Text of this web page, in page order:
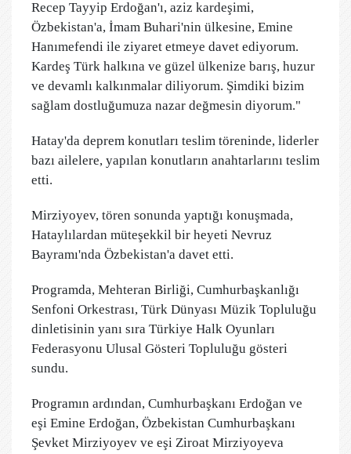
Recep Tayyip Erdoğan'ı, aziz kardeşimi,
Özbekistan'a, İmam Buhari'nin ülkesine, Emine
Hanımefendi ile ziyaret etmeye davet ediyorum.
Kardeş Türk halkına ve güzel ülkenize barış, huzur
ve devamlı kalkınmalar diliyorum. Şimdiki bizim
sağlam dostluğumuza nazar değmesin diyorum."
Hatay'da deprem konutları teslim töreninde, liderler
bazı ailelere, yapılan konutların anahtarlarını teslim
etti.
Mirziyoyev, tören sonunda yaptığı konuşmada,
Hataylılardan müteşekkil bir heyeti Nevruz
Bayramı'nda Özbekistan'a davet etti.
Programda, Mehteran Birliği, Cumhurbaşkanlığı
Senfoni Orkestrası, Türk Dünyası Müzik Topluluğu
dinletisinin yanı sıra Türkiye Halk Oyunları
Federasyonu Ulusal Gösteri Topluluğu gösteri
sundu.
Programın ardından, Cumhurbaşkanı Erdoğan ve
eşi Emine Erdoğan, Özbekistan Cumhurbaşkanı
Şevket Mirziyoyev ve eşi Ziroat Mirziyoyeva